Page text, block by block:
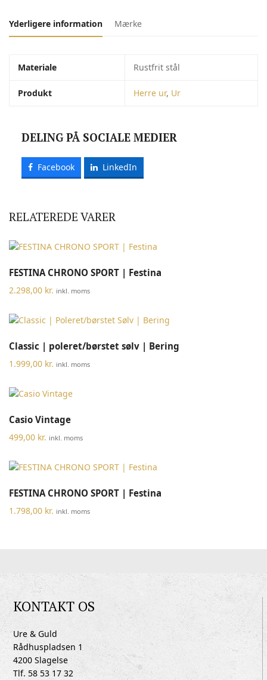
Yderligere information Mærke
Materiale Rustfrit stål
Produkt Herre ur, Ur
DELING PÅ SOCIALE MEDIER
Facebook LinkedIn
RELATEREDE VARER
FESTINA CHRONO SPORT | Festina
2.298,00 kr. inkl. moms
Classic | poleret/børstet sølv | Bering
1.999,00 kr. inkl. moms
Casio Vintage
499,00 kr. inkl. moms
FESTINA CHRONO SPORT | Festina
1.798,00 kr. inkl. moms
KONTAKT OS
Ure & Guld
Rådhuspladsen 1
4200 Slagelse
Tlf. 58 53 17 32